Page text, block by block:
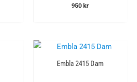
950 kr
Embla 2415 Dam